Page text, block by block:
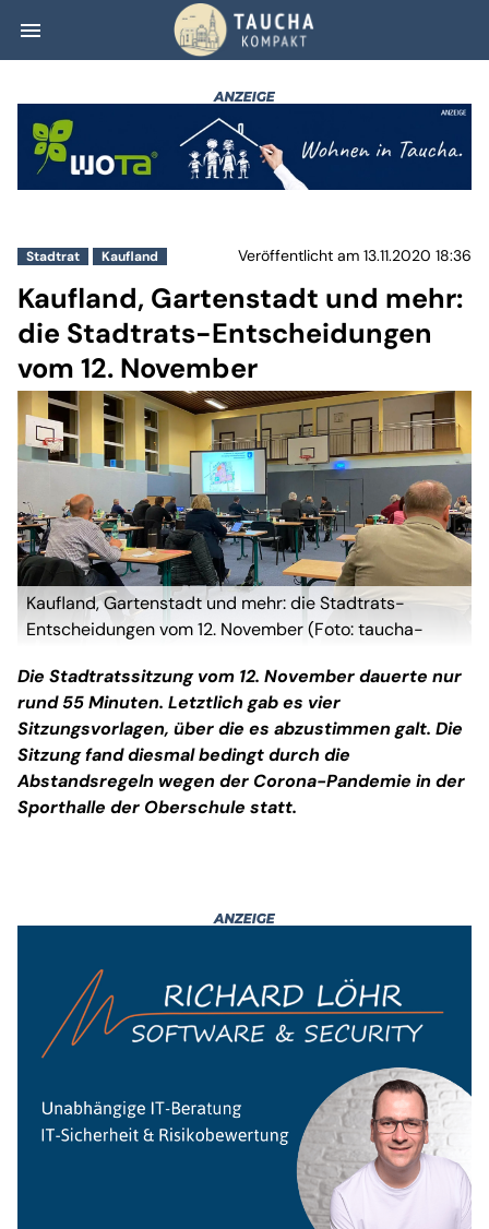
menu Kaufland,
Stadtrat Kaufland Veröffentlicht am 13.11.2020 18:36
Kaufland, Gartenstadt und mehr:
die Stadtrats-Entscheidungen
vom 12. November
Kaufland, Gartenstadt und mehr: die Stadtrats-
Entscheidungen vom 12. November (Foto: taucha-
Die Stadtratssitzung vom 12. November dauerte nur
rund 55 Minuten. Letztlich gab es vier
Sitzungsvorlagen, über die es abzustimmen galt. Die
Sitzung fand diesmal bedingt durch die
Abstandsregeln wegen der Corona-Pandemie in der
Sporthalle der Oberschule statt.